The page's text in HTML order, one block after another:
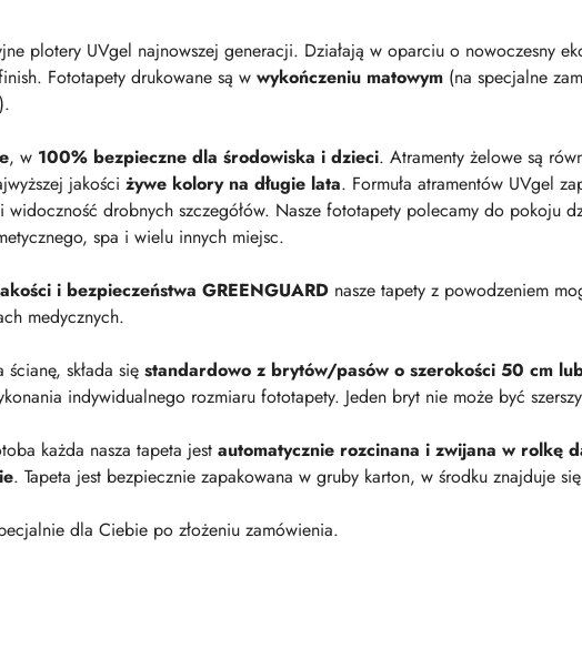
plotery UVgel najnowszej generacji. Działają w oparciu o nowoczesny
Fototapety drukowane są w wykończeniu matowym (na specjalne
, w 100% bezpieczne dla środowiska i dzieci. Atramenty żelowe są
jakości żywe kolory na długie lata. Formuła atramentów UVgel
drobnych szczegółów. Nasze fototapety polecamy do pokoju
spa i wielu innych miejsc.
i bezpieczeństwa GREENGUARD nasze tapety z powodzeniem
medycznych.
składa się standardowo z brytów/pasów o szerokości 50 cm
indywidualnego rozmiaru fototapety. Jeden bryt nie może być
każda nasza tapeta jest automatycznie rozcinana i zwijana w rolkę
. Tapeta jest bezpiecznie zapakowana w gruby karton, w środku znajduje się
dla Ciebie po złożeniu zamówienia.